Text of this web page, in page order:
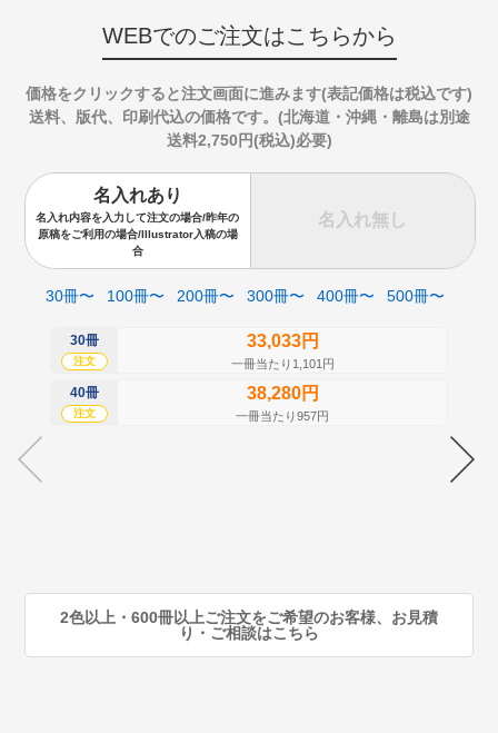
WEBでのご注文はこちらから
価格をクリックすると注文画面に進みます(表記価格は税込です)
送料、版代、印刷代込の価格です。(北海道・沖縄・離島は別途
送料2,750円(税込)必要)
名入れあり
名入れ内容を入力して注文の場合/昨年の
原稿をご利用の場合/Illustrator入稿の場
合
名入れ無し
30冊〜 100冊〜 200冊〜 300冊〜 400冊〜 500冊〜
30冊
注文
33,033円
一冊当たり1,101円
40冊
注文
38,280円
一冊当たり957円
2色以上・600冊以上ご注文をご希望のお客様、お見積
り・ご相談はこちら